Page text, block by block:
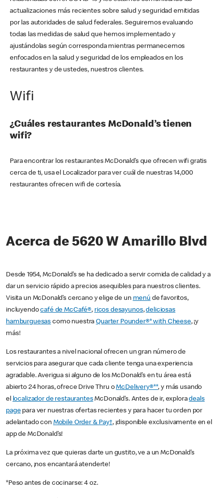
actualizaciones más recientes sobre salud y seguridad emitidas
por las autoridades de salud federales. Seguiremos evaluando
todas las medidas de salud que hemos implementado y
ajustándolas según corresponda mientras permanecemos
enfocados en la salud y seguridad de los empleados en los
restaurantes y de ustedes, nuestros clientes.
Wifi
¿Cuáles restaurantes McDonald’s tienen
wifi?
Para encontrar los restaurantes McDonald’s que ofrecen wifi gratis
cerca de ti, usa el Localizador para ver cuál de nuestras 14,000
restaurantes ofrecen wifi de cortesía.
Acerca de 5620 W Amarillo Blvd
Desde 1954, McDonald’s se ha dedicado a servir comida de calidad y a
dar un servicio rápido a precios asequibles para nuestros clientes.
Visita un McDonald’s cercano y elige de un menú de favoritos,
incluyendocafé de McCafé®, ricos desayunos,deliciosas
hamburguesas como nuestraQuarter Pounder®* with Cheese, ¡y
más!
Los restaurantes a nivel nacional ofrecen un gran número de
servicios para asegurar que cada cliente tenga una experiencia
agradable. Averigua si alguno de los McDonald’s en tu área está
abierto 24 horas, ofrece Drive Thru oMcDelivery®**, y más usando
el localizador de restaurantesMcDonald’s. Antes de ir, exploradeals
pagepara ver nuestras ofertas recientes y para hacer tu orden por
adelantado con Mobile Order & Pay†, ¡disponible exclusivamente en el
app de McDonald’s!
La próxima vez que quieras darte un gustito, ve a un McDonald’s
cercano, ¡nos encantará atenderte!
*Peso antes de cocinarse: 4 oz.